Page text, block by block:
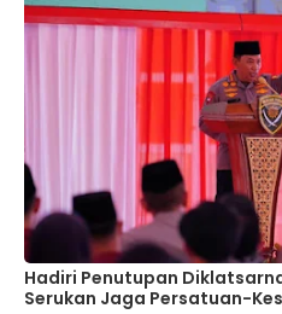
Hadiri Penutupan
Serukan Jaga Persatuan-